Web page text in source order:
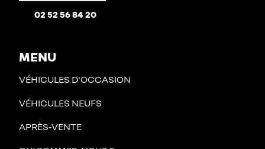
02 52 56 84 20
MENU
VÉHICULES D'OCCASION
VÉHICULES NEUFS
APRÈS-VENTE